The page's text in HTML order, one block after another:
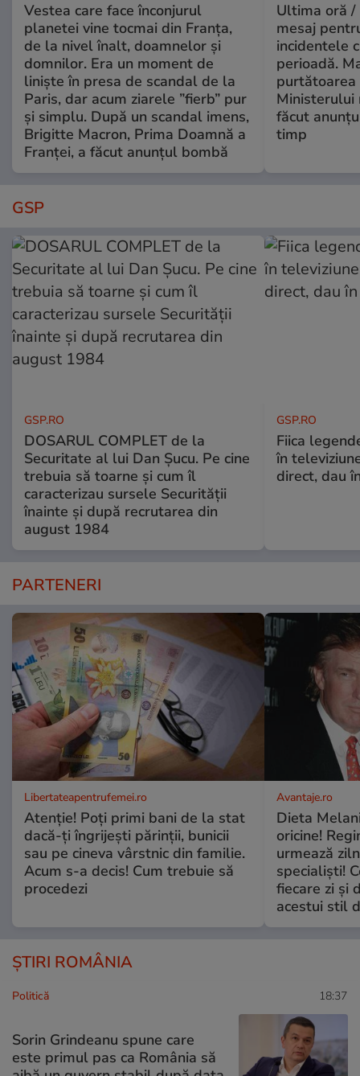
Vestea care face înconjurul
planetei vine tocmai din Franța,
de la nivel înalt, doamnelor și
domnilor. Era un moment de
liniște în presa de scandal de la
Paris, dar acum ziarele ”fierb” pur
și simplu. După un scandal imens,
Brigitte Macron, Prima Doamnă a
Franței, a făcut anunțul bombă
Ultima oră /
mesaj
incidentele
perioadă.
purtătoarea
Ministerului
făcut
timp
GSP
GSP.RO
DOSARUL COMPLET de la
Securitate al lui Dan Șucu. Pe cine
trebuia să toarne și cum îl
caracterizau sursele Securității
înainte și după recrutarea din
august 1984
GSP.RO
Fiica
în
direct, dau
PARTENERI
Libertateapentrufemei.ro
Atenție! Poți primi bani de la stat
dacă-ți îngrijești părinții, bunicii
sau pe cineva vârstnic din familie.
Acum s-a decis! Cum trebuie să
procedezi
Avantaje.ro
Dieta
oricine!
urmează
specialiști!
fiecare zi și
acestui stil
ȘTIRI ROMÂNIA
Politică 18:37
Sorin Grindeanu spune care
este primul pas ca România să